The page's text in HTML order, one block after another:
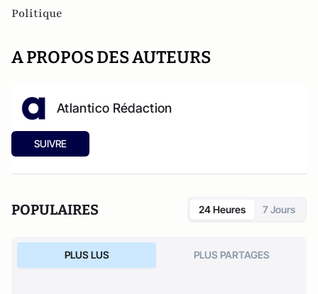
Politique
A PROPOS DES AUTEURS
Atlantico Rédaction
SUIVRE
POPULAIRES 24 Heures 7 Jours
PLUS LUS PLUS PARTAGES